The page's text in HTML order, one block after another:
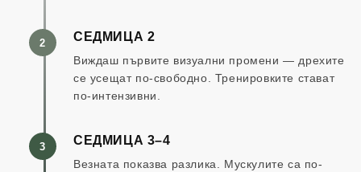
2 СЕДМИЦА 2
Виждаш първите визуални промени — дрехите
се усещат по-свободно. Тренировките стават
по-интензивни.
3 СЕДМИЦА 3–4
Везната показва разлика. Мускулите са по-